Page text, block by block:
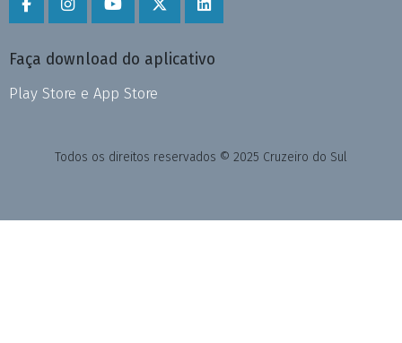
Faça download do aplicativo
Play Store e App Store
Todos os direitos reservados © 2025 Cruzeiro do Sul